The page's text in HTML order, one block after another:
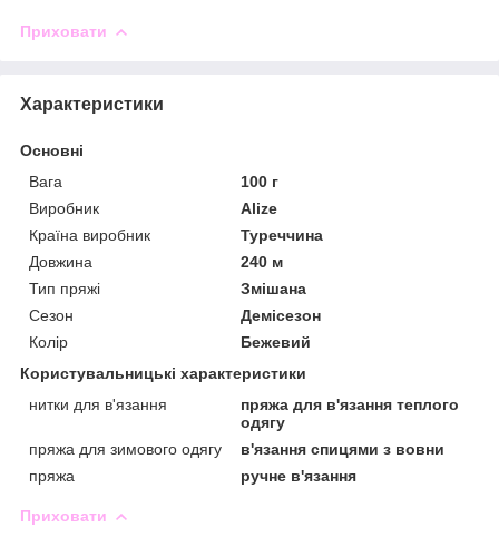
Приховати
Характеристики
Основні
Вага
100 г
Виробник
Alize
Країна виробник
Туреччина
Довжина
240 м
Тип пряжі
Змішана
Сезон
Демісезон
Колір
Бежевий
Користувальницькі характеристики
нитки для в'язання
пряжа для в'язання теплого
одягу
пряжа для зимового одягу
в'язання спицями з вовни
пряжа
ручне в'язання
Приховати